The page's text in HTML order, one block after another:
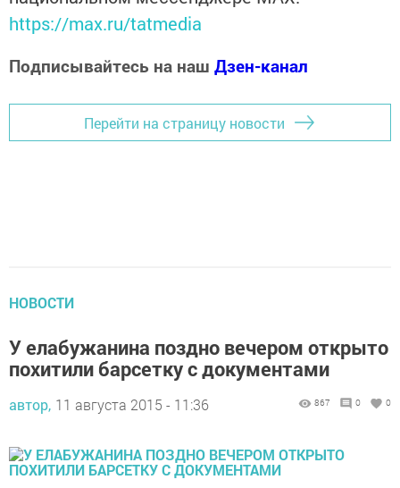
https://max.ru/tatmedia
Подписывайтесь на наш Дзен-канал
Перейти на страницу новости
НОВОСТИ
У елабужанина поздно вечером открыто
похитили барсетку с документами
автор, 11 августа 2015 - 11:36 867 0 0